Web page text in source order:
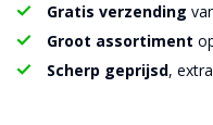
Gratis verzending
Groot assortiment
Scherp geprijsd,